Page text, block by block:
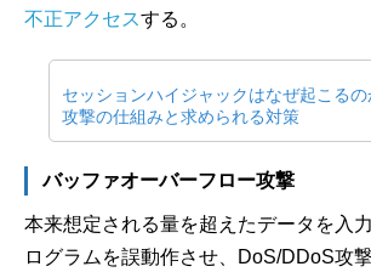
不正アクセスする。
セッションハイジャックはなぜ起こるの
攻撃の仕組みと求められる対策
バッファオーバーフロー攻撃
本来想定される量を超えたデータを入
ログラムを誤動作させ、DoS/DDoS攻